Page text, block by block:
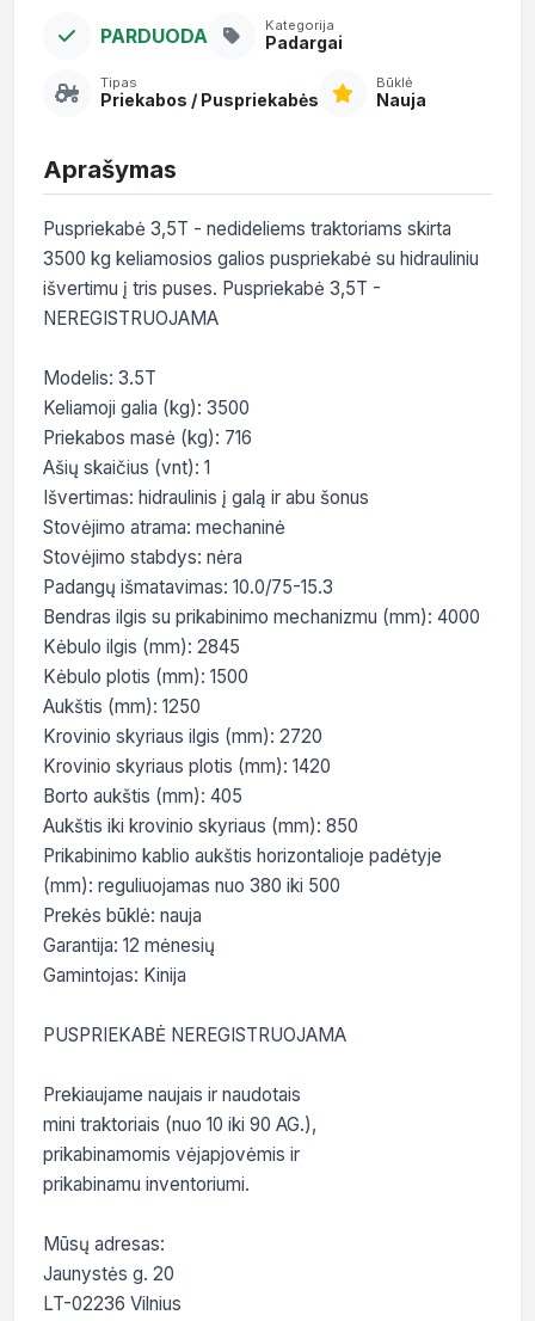
PARDUODA Kategorija
Padargai
Tipas
Priekabos / Puspriekabės
Būklė
Nauja
Aprašymas
Puspriekabė 3,5T - nedideliems traktoriams skirta
3500 kg keliamosios galios puspriekabė su hidrauliniu
išvertimu į tris puses. Puspriekabė 3,5T -
NEREGISTRUOJAMA
Modelis: 3.5T
Keliamoji galia (kg): 3500
Priekabos masė (kg): 716
Ašių skaičius (vnt): 1
Išvertimas: hidraulinis į galą ir abu šonus
Stovėjimo atrama: mechaninė
Stovėjimo stabdys: nėra
Padangų išmatavimas: 10.0/75-15.3
Bendras ilgis su prikabinimo mechanizmu (mm): 4000
Kėbulo ilgis (mm): 2845
Kėbulo plotis (mm): 1500
Aukštis (mm): 1250
Krovinio skyriaus ilgis (mm): 2720
Krovinio skyriaus plotis (mm): 1420
Borto aukštis (mm): 405
Aukštis iki krovinio skyriaus (mm): 850
Prikabinimo kablio aukštis horizontalioje padėtyje
(mm): reguliuojamas nuo 380 iki 500
Prekės būklė: nauja
Garantija: 12 mėnesių
Gamintojas: Kinija
PUSPRIEKABĖ NEREGISTRUOJAMA
Prekiaujame naujais ir naudotais
mini traktoriais (nuo 10 iki 90 AG.),
prikabinamomis vėjapjovėmis ir
prikabinamu inventoriumi.
Mūsų adresas:
Jaunystės g. 20
LT-02236 Vilnius